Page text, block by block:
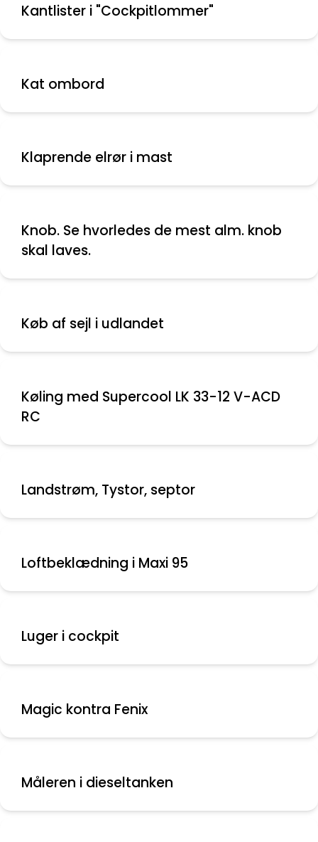
Kantlister i "Cockpitlommer"
Kat ombord
Klaprende elrør i mast
Knob. Se hvorledes de mest alm. knob
skal laves.
Køb af sejl i udlandet
Køling med Supercool LK 33-12 V-ACD
RC
Landstrøm, Tystor, septor
Loftbeklædning i Maxi 95
Luger i cockpit
Magic kontra Fenix
Måleren i dieseltanken